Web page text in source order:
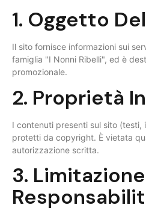
1. Oggetto
Il sito fornisce informazioni sui
famiglia "I Nonni Ribelli", ed è
promozionale.
2. Proprietà
I contenuti presenti sul sito (testi,
protetti da copyright. È vietata
autorizzazione scritta.
3.